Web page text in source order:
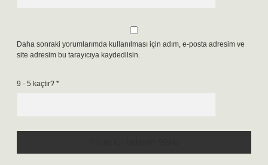
Daha sonraki yorumlarımda kullanılması için adım, e-posta adresim ve
site adresim bu tarayıcıya kaydedilsin.
9 - 5 kaçtır? *